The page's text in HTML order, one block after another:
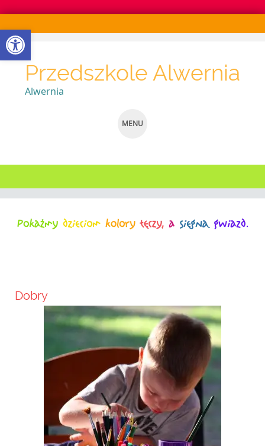
Otwórz pasek narzędzi
Przedszkole Alwernia
Alwernia
MENU
TO
Dobry